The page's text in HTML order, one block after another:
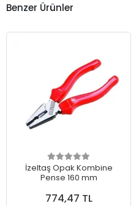
Benzer Ürünler
İzeltaş Opak Kombine
Pense 160 mm
774,47 TL